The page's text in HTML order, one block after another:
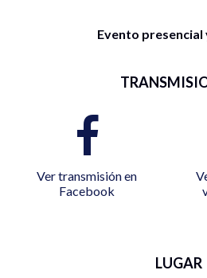
Evento presencial
Ver transmisión en
Facebook
LUGAR